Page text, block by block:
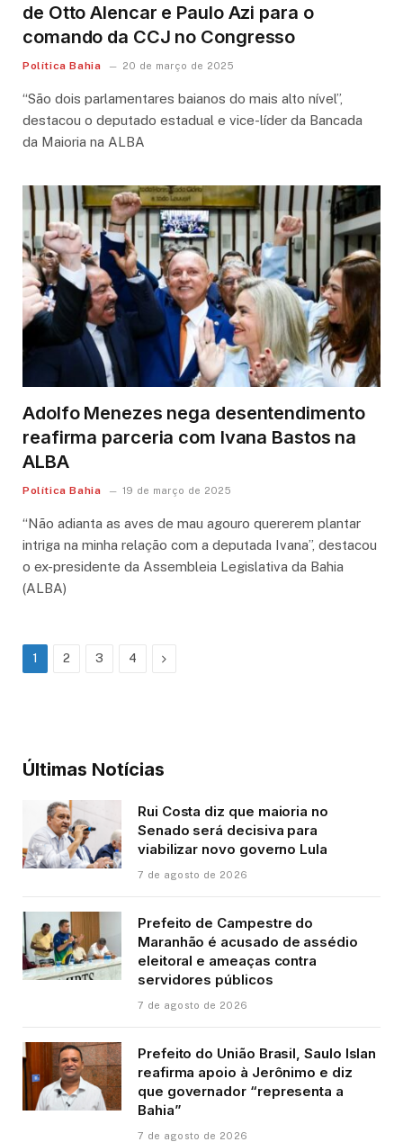
de Otto Alencar e Paulo Azi para o
comando da CCJ no Congresso
Política Bahia 20 de março de 2025
“São dois parlamentares baianos do mais alto nível”,
destacou o deputado estadual e vice-líder da Bancada
da Maioria na ALBA
Adolfo Menezes nega desentendimento
reafirma parceria com Ivana Bastos na
ALBA
Política Bahia 19 de março de 2025
“Não adianta as aves de mau agouro quererem plantar
intriga na minha relação com a deputada Ivana”, destacou
o ex-presidente da Assembleia Legislativa da Bahia
(ALBA)
1 2 3 4 Next
Últimas Notícias
Rui Costa diz que maioria no
Senado será decisiva para
viabilizar novo governo Lula
7 de agosto de 2026
Prefeito de Campestre do
Maranhão é acusado de assédio
eleitoral e ameaças contra
servidores públicos
7 de agosto de 2026
Prefeito do União Brasil, Saulo Islan
reafirma apoio à Jerônimo e diz
que governador “representa a
Bahia”
7 de agosto de 2026